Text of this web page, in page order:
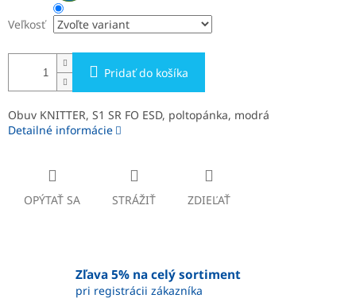
Veľkosť
Pridať do košíka
Obuv KNITTER, S1 SR FO ESD, poltopánka, modrá
Detailné informácie
OPÝTAŤ SA STRÁŽIŤ ZDIEĽAŤ
Zľava 5% na celý sortiment
pri registrácii zákazníka